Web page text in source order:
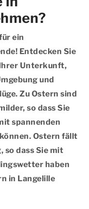
ein
Entdecken Sie
Unterkunft,
und
Zu Ostern sind
so dass Sie
spannenden
Ostern fällt
so dass Sie mit
haben
in Langelille